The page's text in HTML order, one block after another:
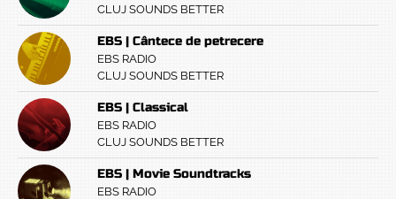
CLUJ SOUNDS BETTER
EBS | Cântece de petrecere
EBS RADIO
CLUJ SOUNDS BETTER
EBS | Classical
EBS RADIO
CLUJ SOUNDS BETTER
EBS | Movie Soundtracks
EBS RADIO